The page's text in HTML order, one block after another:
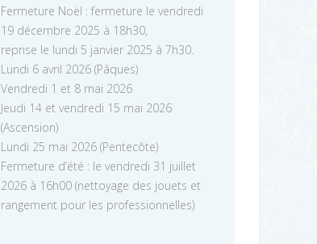
Fermeture Noël : fermeture le vendredi
19 décembre 2025 à 18h30,
reprise le lundi 5 janvier 2025 à 7h30.
Lundi 6 avril 2026 (Pâques)
Vendredi 1 et 8 mai 2026
Jeudi 14 et vendredi 15 mai 2026
(Ascension)
Lundi 25 mai 2026 (Pentecôte)
Fermeture d’été : le vendredi 31 juillet
2026 à 16h00 (nettoyage des jouets et
rangement pour les professionnelles)